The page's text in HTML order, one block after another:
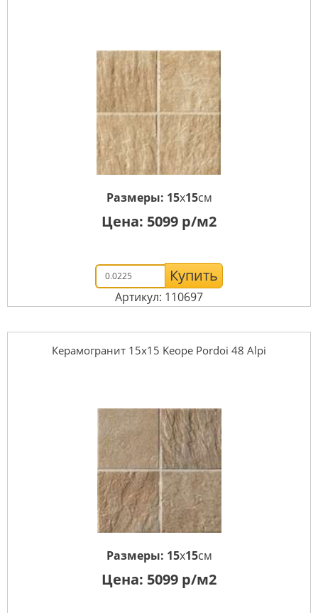
Размеры: 15x15см
Цена: 5099 р/м2
Купить
Артикул: 110697
Керамогранит 15x15 Keope Pordoi 48 Alpi
Размеры: 15x15см
Цена: 5099 р/м2